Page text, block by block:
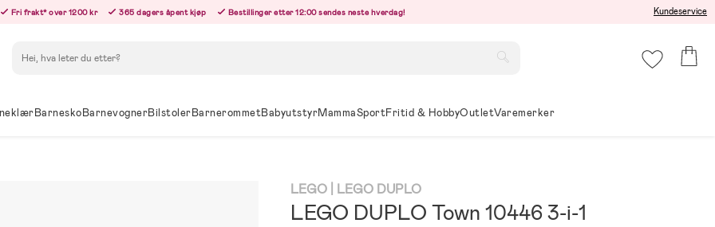
Fri frakt* over 1200 kr 365 dagers åpent kjøp Bestillinger etter 12:00 sendes neste hverdag! Kundeservice
BarneskoBarnevognerBilstolerBarnerommetBabyutstyrMammaSportFritid & HobbyOutletVaremerker
LEGO | LEGO DUPLO
LEGO DUPLO Town 10446 3-i-1